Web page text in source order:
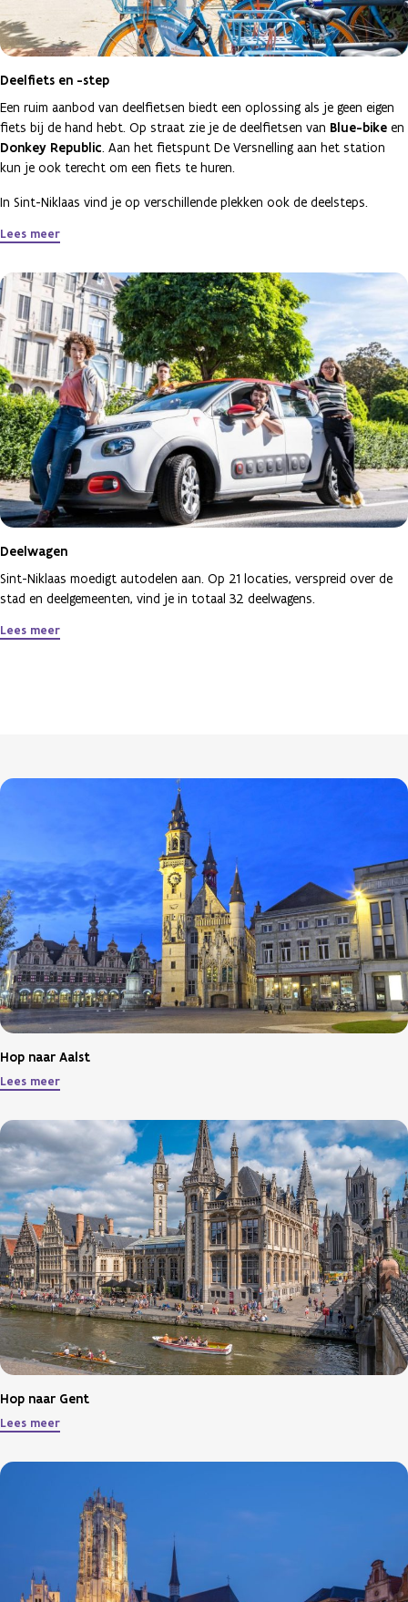
Deelfiets en -step
Een ruim aanbod van deelfietsen biedt een oplossing als je geen eigen
fiets bij de hand hebt. Op straat zie je de deelfietsen van Blue-bike en
Donkey Republic. Aan het fietspunt De Versnelling aan het station
kun je ook terecht om een fiets te huren.
In Sint-Niklaas vind je op verschillende plekken ook de deelsteps.
Lees meer
Deelwagen
Sint-Niklaas moedigt autodelen aan. Op 21 locaties, verspreid over de
stad en deelgemeenten, vind je in totaal 32 deelwagens.
Lees meer
Hop naar Aalst
Lees meer
Hop naar Gent
Lees meer